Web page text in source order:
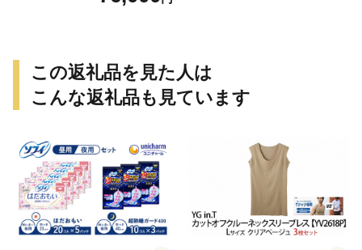
この返礼品を見た人は
こんな返礼品も見ています